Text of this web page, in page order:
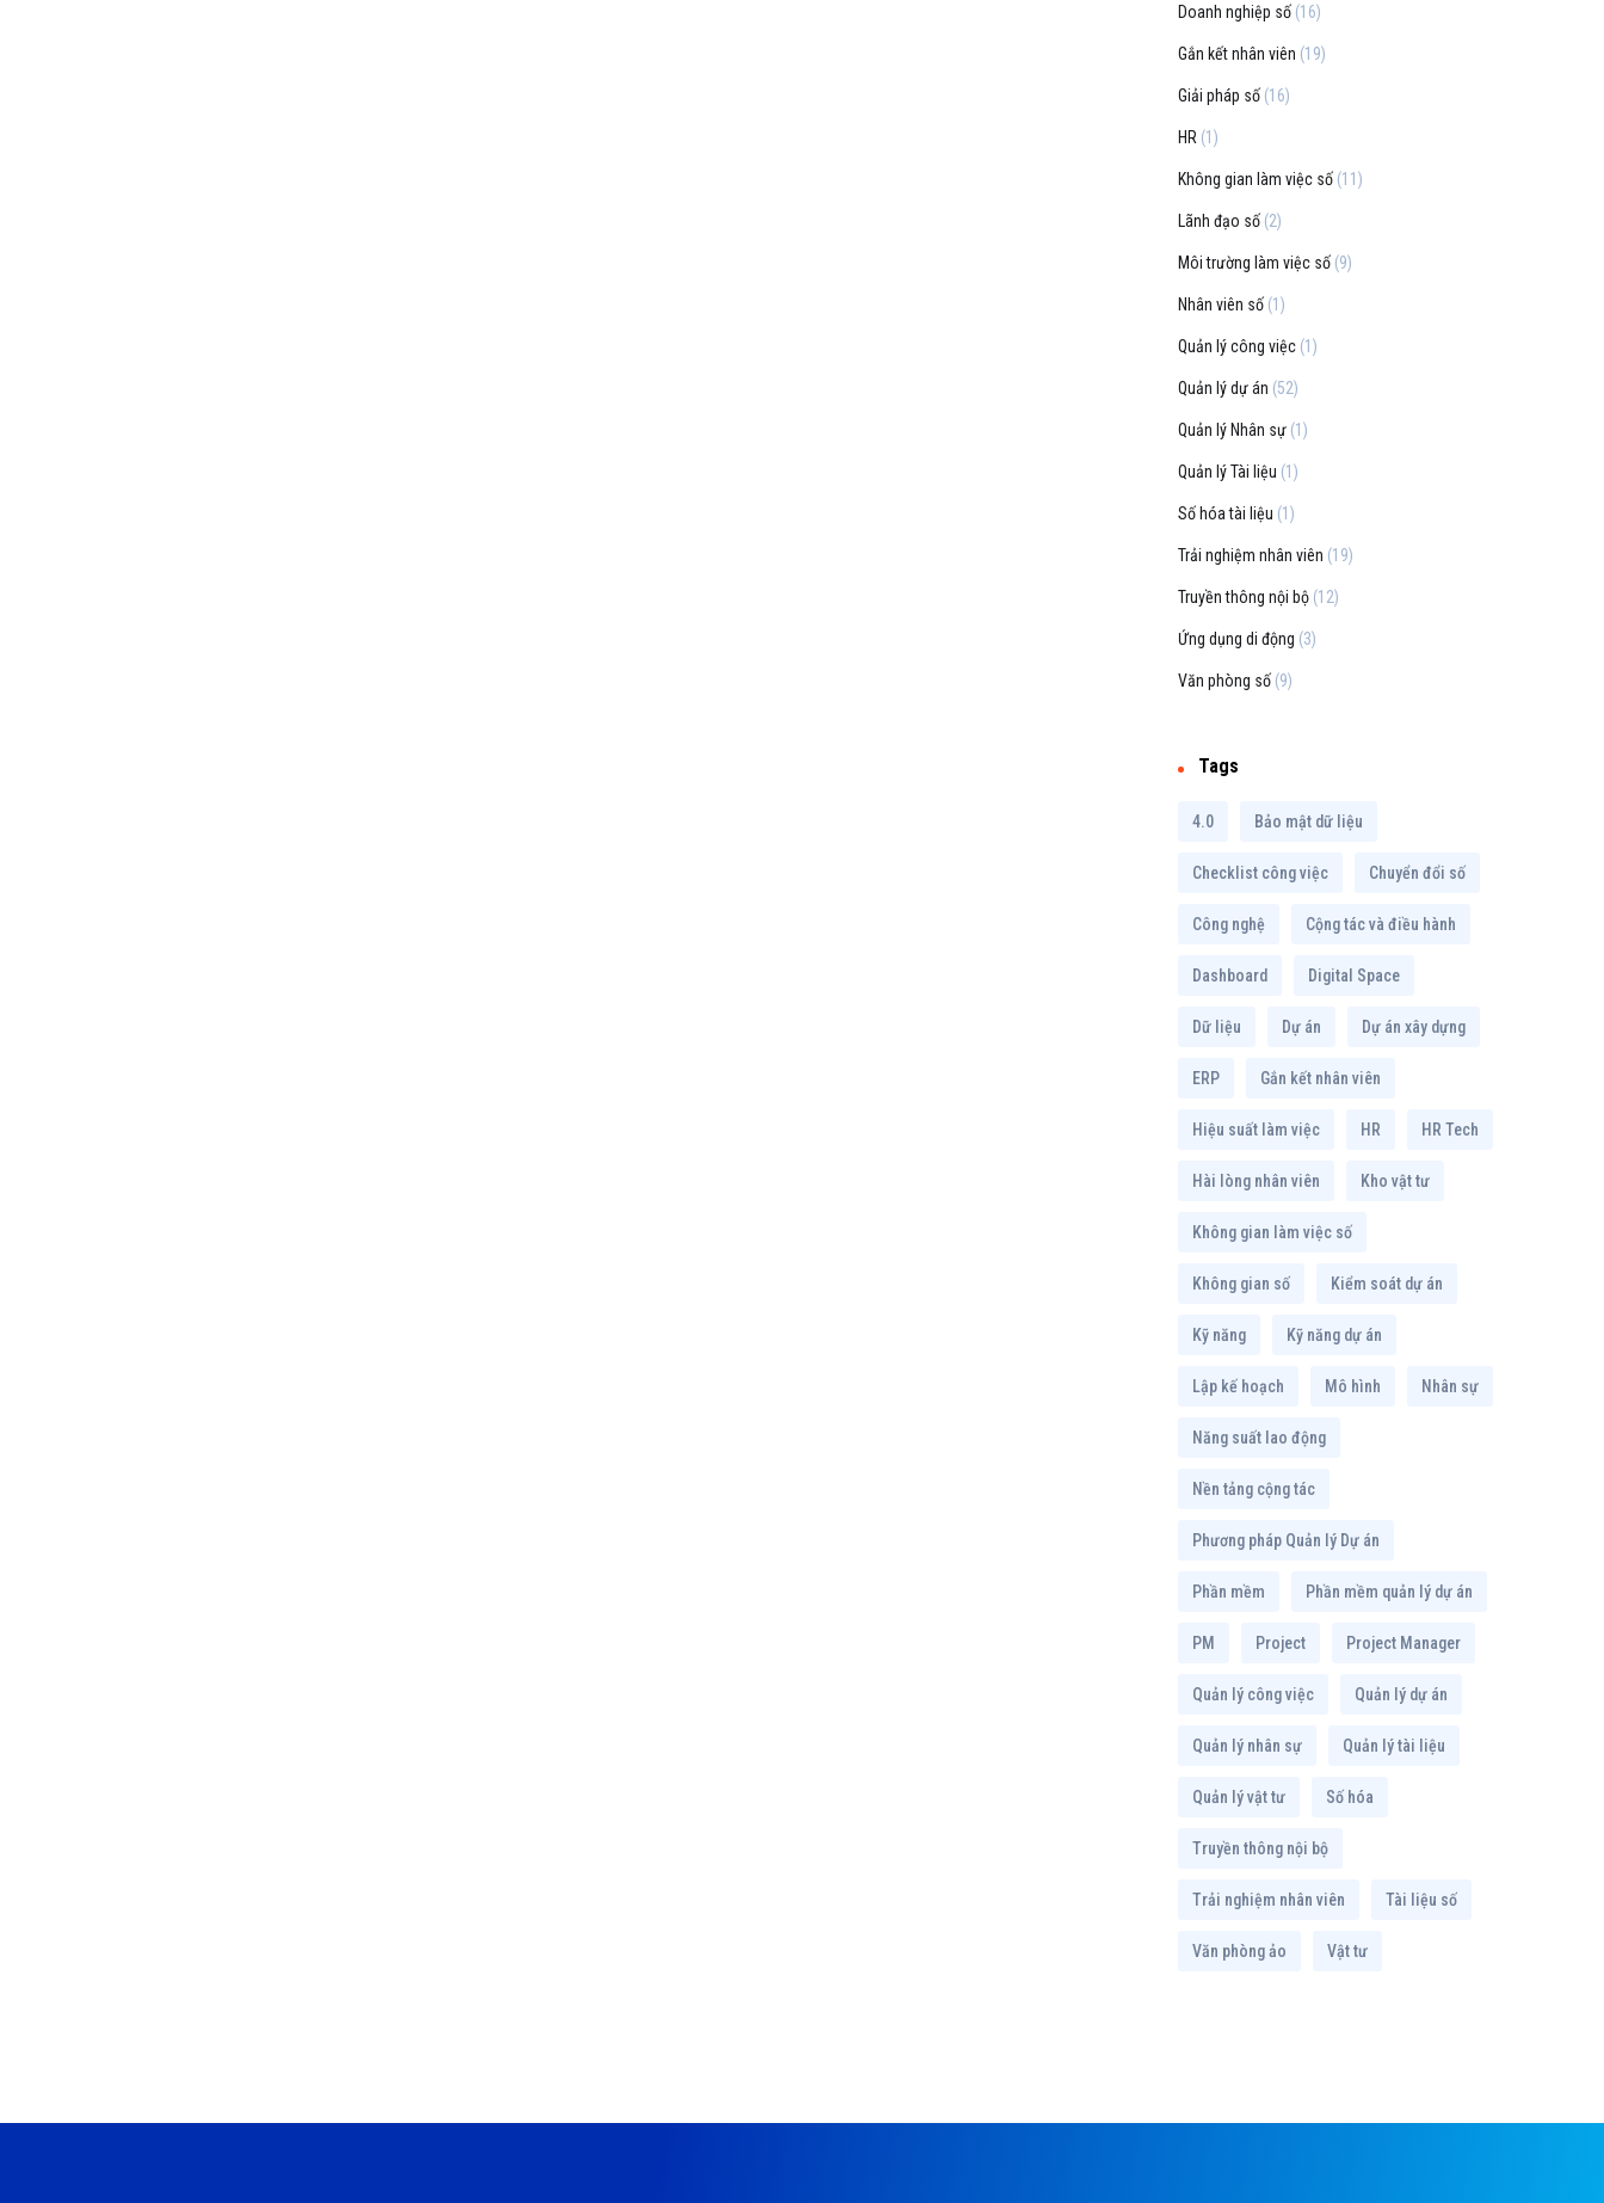
Doanh nghiệp số (16)
Gắn kết nhân viên (19)
Giải pháp số (16)
HR (1)
Không gian làm việc số (11)
Lãnh đạo số (2)
Môi trường làm việc số (9)
Nhân viên số (1)
Quản lý công việc (1)
Quản lý dự án (52)
Quản lý Nhân sự (1)
Quản lý Tài liệu (1)
Số hóa tài liệu (1)
Trải nghiệm nhân viên (19)
Truyền thông nội bộ (12)
Ứng dụng di động (3)
Văn phòng số (9)
Tags
4.0 Bảo mật dữ liệu
Checklist công việc Chuyển đổi số
Công nghệ Cộng tác và điều hành
Dashboard Digital Space
Dữ liệu Dự án Dự án xây dựng
ERP Gắn kết nhân viên
Hiệu suất làm việc HR HR Tech
Hài lòng nhân viên Kho vật tư
Không gian làm việc số
Không gian số Kiểm soát dự án
Kỹ năng Kỹ năng dự án
Lập kế hoạch Mô hình Nhân sự
Năng suất lao động
Nền tảng cộng tác
Phương pháp Quản lý Dự án
Phần mềm Phần mềm quản lý dự án
PM Project Project Manager
Quản lý công việc Quản lý dự án
Quản lý nhân sự Quản lý tài liệu
Quản lý vật tư Số hóa
Truyền thông nội bộ
Trải nghiệm nhân viên Tài liệu số
Văn phòng ảo Vật tư